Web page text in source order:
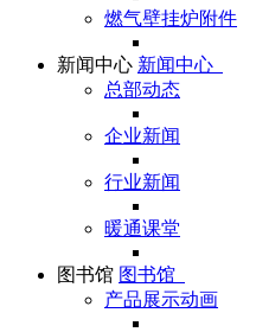
燃气壁挂炉附件
新闻中心 新闻中心
总部动态
企业新闻
行业新闻
暖通课堂
图书馆 图书馆
产品展示动画